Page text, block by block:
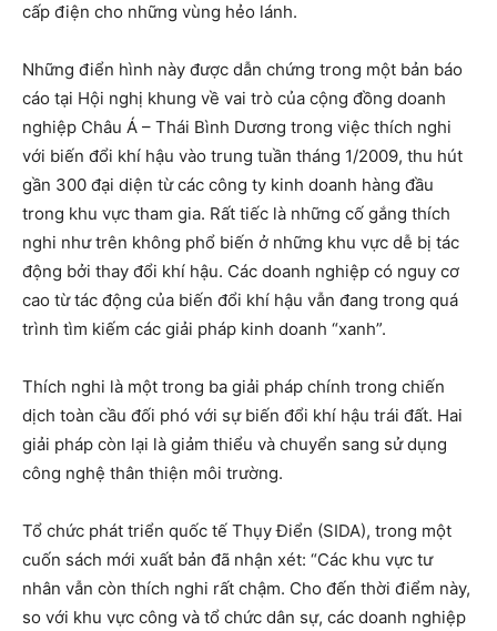
cấp điện cho những vùng hẻo lánh.
Những điển hình này được dẫn chứng trong một bản báo
cáo tại Hội nghị khung về vai trò của cộng đồng doanh
nghiệp Châu Á – Thái Bình Dương trong việc thích nghi
với biến đổi khí hậu vào trung tuần tháng 1/2009, thu hút
gần 300 đại diện từ các công ty kinh doanh hàng đầu
trong khu vực tham gia. Rất tiếc là những cố gắng thích
nghi như trên không phổ biến ở những khu vực dễ bị tác
động bởi thay đổi khí hậu. Các doanh nghiệp có nguy cơ
cao từ tác động của biến đổi khí hậu vẫn đang trong quá
trình tìm kiếm các giải pháp kinh doanh “xanh”.
Thích nghi là một trong ba giải pháp chính trong chiến
dịch toàn cầu đối phó với sự biến đổi khí hậu trái đất. Hai
giải pháp còn lại là giảm thiểu và chuyển sang sử dụng
công nghệ thân thiện môi trường.
Tổ chức phát triển quốc tế Thụy Điển (SIDA), trong một
cuốn sách mới xuất bản đã nhận xét: “Các khu vực tư
nhân vẫn còn thích nghi rất chậm. Cho đến thời điểm này,
so với khu vực công và tổ chức dân sự, các doanh nghiệp